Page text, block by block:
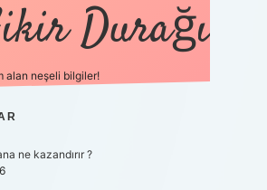
Durağı
alan neşeli bilgiler!
ne kazandırır ?